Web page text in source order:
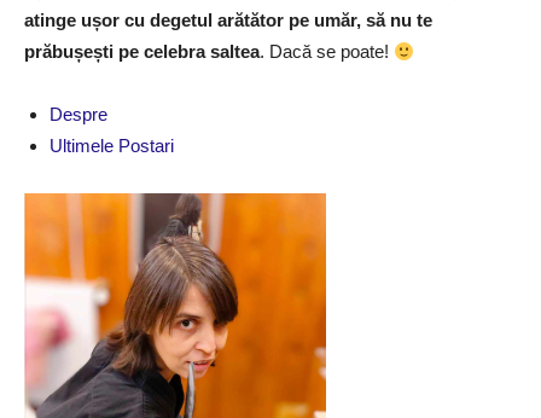
atinge ușor cu degetul arătător pe umăr, să nu te
prăbușești pe celebra saltea. Dacă se poate!
Despre
Ultimele Postari